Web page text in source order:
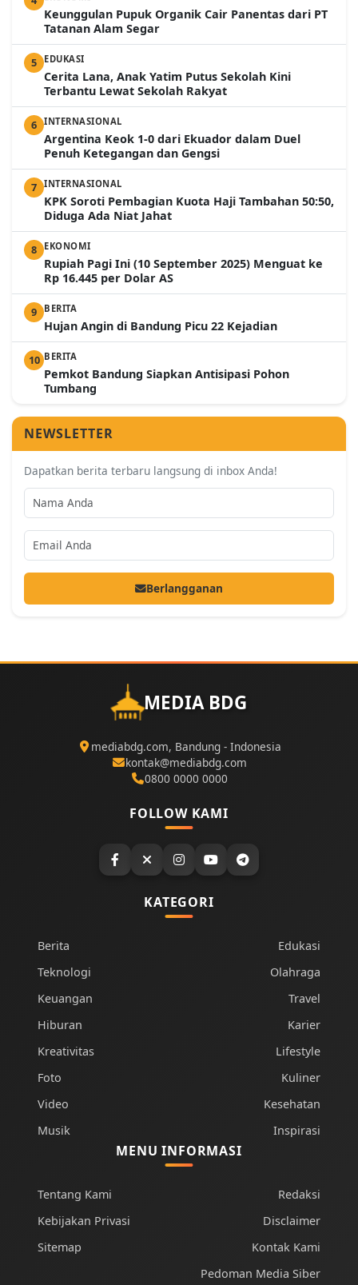
Keunggulan Pupuk Organik Cair Panentas dari PT
Tatanan Alam Segar
5 EDUKASI
Cerita Lana, Anak Yatim Putus Sekolah Kini
Terbantu Lewat Sekolah Rakyat
6 INTERNASIONAL
Argentina Keok 1-0 dari Ekuador dalam Duel
Penuh Ketegangan dan Gengsi
7 INTERNASIONAL
KPK Soroti Pembagian Kuota Haji Tambahan 50:50,
Diduga Ada Niat Jahat
8 EKONOMI
Rupiah Pagi Ini (10 September 2025) Menguat ke
Rp 16.445 per Dolar AS
9 BERITA
Hujan Angin di Bandung Picu 22 Kejadian
10 BERITA
Pemkot Bandung Siapkan Antisipasi Pohon
Tumbang
NEWSLETTER
Dapatkan berita terbaru langsung di inbox Anda!
Berlangganan
MEDIA BDG
mediabdg.com, Bandung - Indonesia
kontak@mediabdg.com
0800 0000 0000
FOLLOW KAMI
KATEGORI
Berita
Teknologi
Keuangan
Hiburan
Kreativitas
Foto
Video
Musik
Edukasi
Olahraga
Travel
Karier
Lifestyle
Kuliner
Kesehatan
Inspirasi
MENU INFORMASI
Tentang Kami
Kebijakan Privasi
Sitemap
Redaksi
Disclaimer
Kontak Kami
Pedoman Media Siber